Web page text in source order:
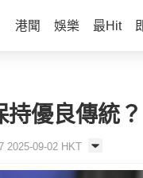
港聞 娛樂 最Hit
優良傳統？
2025-09-02 HKT